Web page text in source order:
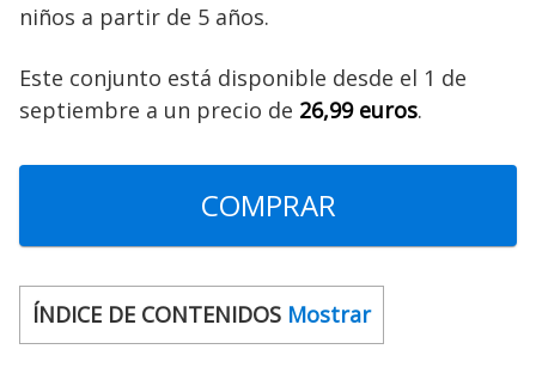
niños a partir de 5 años.
Este conjunto está disponible desde el 1 de
septiembre a un precio de 26,99 euros.
COMPRAR
ÍNDICE DE CONTENIDOS Mostrar